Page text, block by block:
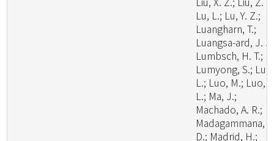
Lu, L.; Lu, Y. Z.;
Luangharn, T.;
Luangsa-ard, J.
Lumbsch, H. T.;
Lumyong, S.;
L.; Luo, M.; Luo,
L.; Ma, J.;
Machado, A. R.;
Madagammana,
D.; Madrid, H.;